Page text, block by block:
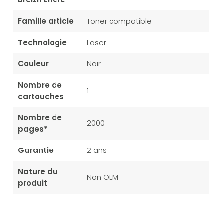
Famille article Toner compatible
Technologie Laser
Couleur Noir
Nombre de
cartouches
1
Nombre de
pages*
2000
Garantie 2 ans
Nature du
produit
Non OEM